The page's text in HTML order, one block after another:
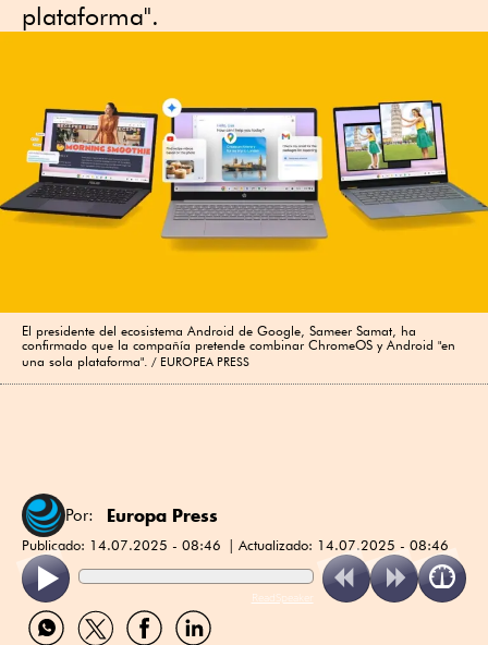
plataforma".
El presidente del ecosistema Android de Google, Sameer Samat, ha
confirmado que la compañía pretende combinar ChromeOS y Android "en
una sola plataforma".
EUROPEA PRESS
Por: Europa Press
Publicado: 14.07.2025 - 08:46 Actualizado: 14.07.2025 - 08:46
ReadSpeaker
Compartir
por
Compartir
por
Compartir
por
Compartir
por